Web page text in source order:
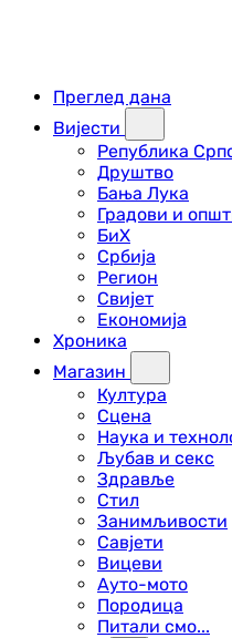
Преглед дана
Вијести
Република
Друштво
Бања Лука
Градови и
БиХ
Србија
Регион
Свијет
Економија
Хроника
Магазин
Култура
Сцена
Наука и
Љубав и секс
Здравље
Стил
Занимљивости
Савјети
Вицеви
Ауто-мото
Породица
Питали смо...